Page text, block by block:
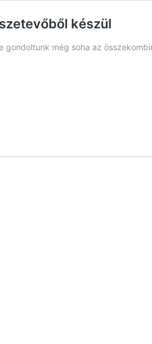
készül
még soha az